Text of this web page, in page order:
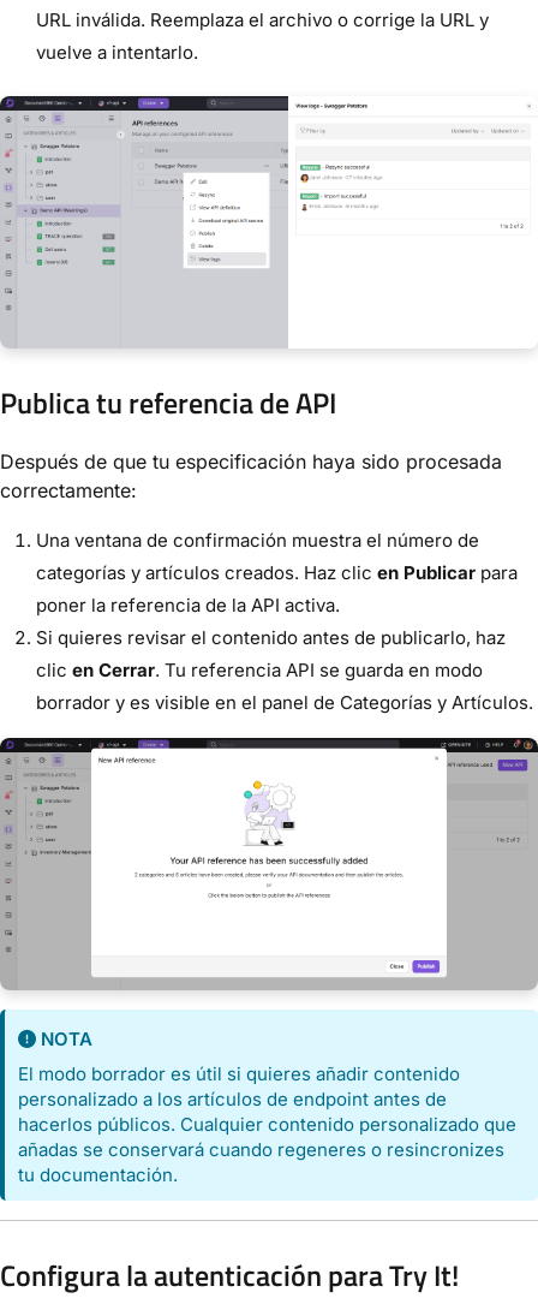
URL inválida. Reemplaza el archivo o corrige la URL y
vuelve a intentarlo.
Publica tu referencia de API
Después de que tu especificación haya sido procesada
correctamente:
Una ventana de confirmación muestra el número de
categorías y artículos creados. Haz clic en Publicar para
poner la referencia de la API activa.
Si quieres revisar el contenido antes de publicarlo, haz
clic en Cerrar. Tu referencia API se guarda en modo
borrador y es visible en el panel de Categorías y Artículos.
NOTA
El modo borrador es útil si quieres añadir contenido
personalizado a los artículos de endpoint antes de
hacerlos públicos. Cualquier contenido personalizado que
añadas se conservará cuando regeneres o resincronizes
tu documentación.
Configura la autenticación para Try It!